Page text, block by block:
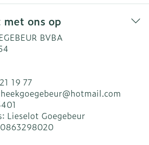
ons op
BVBA
19 77
hotmail.com
Lieselot Goegebeur